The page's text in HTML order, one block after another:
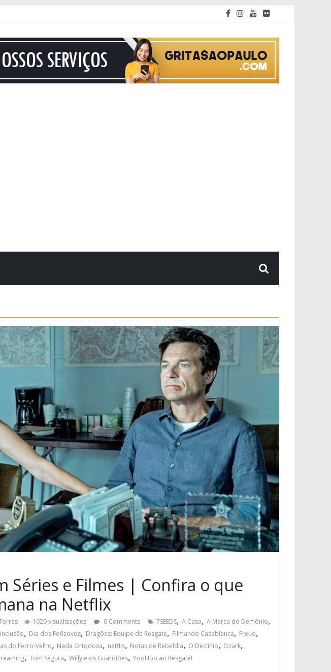
Séries e Filmes | Confira o que
na Netflix
1020 visualizações 0 Comments 7SEEDS, A Casa, A Marca do Demônio,
, Dia dos Fofizovos, Dragões: Equipe de Resgate, Filmando Casablanca, Freud,
do Ferro-Velho, Nada Ortodoxa, netflix, Notas de Rebeldia, O Declínio, Ozark,
, Tom Segura, Willy e os Guardiões, YooHoo ao Resgate!